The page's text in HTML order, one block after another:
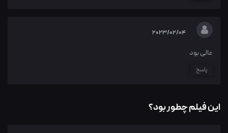
2023/02/04
عالی بود
پاسخ
این فیلم چطور بود؟